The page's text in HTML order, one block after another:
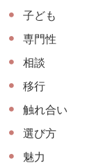
子ども
専門性
相談
移行
触れ合い
選び方
魅力